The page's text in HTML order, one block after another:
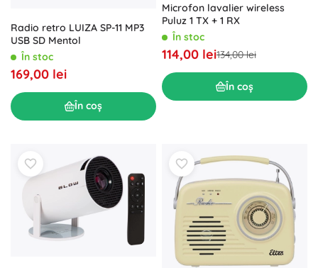
Radio retro LUIZA SP-11 MP3
USB SD Mentol
În stoc
169,00 lei
În coș
Microfon lavalier wireless
Puluz 1 TX + 1 RX
În stoc
114,00 lei134,00 lei
În coș